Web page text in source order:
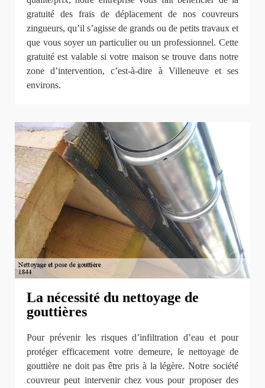
gratuité des frais de déplacement de nos couvreurs
zingueurs, qu’il s’agisse de grands ou de petits travaux et
que vous soyer un particulier ou un professionnel. Cette
gratuité est valable si votre maison se trouve dans notre
zone d’intervention, c’est-à-dire à Villeneuve et ses
environs.
La nécessité du nettoyage de
gouttières
Pour prévenir les risques d’infiltration d’eau et pour
protéger efficacement votre demeure, le nettoyage de
gouttière ne doit pas être pris à la légère. Notre société
couvreur peut intervenir chez vous pour proposer des